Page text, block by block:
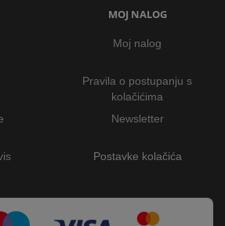
MOJ NALOG
Moj nalog
Pravila o postupanju s
kolačićima
Newsletter
Postavke kolačića